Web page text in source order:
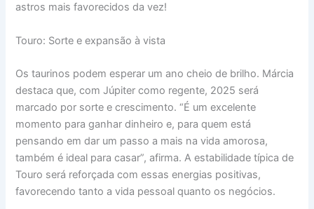
astros mais favorecidos da vez!
Touro: Sorte e expansão à vista
Os taurinos podem esperar um ano cheio de brilho. Márcia
destaca que, com Júpiter como regente, 2025 será
marcado por sorte e crescimento. “É um excelente
momento para ganhar dinheiro e, para quem está
pensando em dar um passo a mais na vida amorosa,
também é ideal para casar”, afirma. A estabilidade típica de
Touro será reforçada com essas energias positivas,
favorecendo tanto a vida pessoal quanto os negócios.